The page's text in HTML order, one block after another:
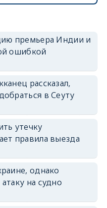
премьера Индии и
ошибкой
рассказал,
в Сеуту
утечку
правила выезда
однако
на судно